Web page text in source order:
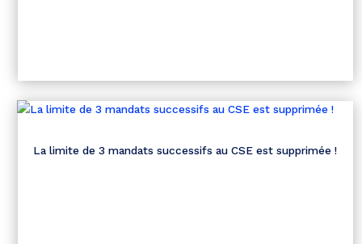
La limite de 3 mandats successifs au CSE est supprimée !